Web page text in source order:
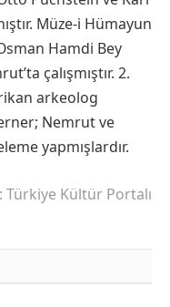
Müze-i Hümayun
Hamdi Bey
çalışmıştır. 2.
arkeolog
Nemrut ve
yapmışlardır.
Türkiye Kültür Portalı